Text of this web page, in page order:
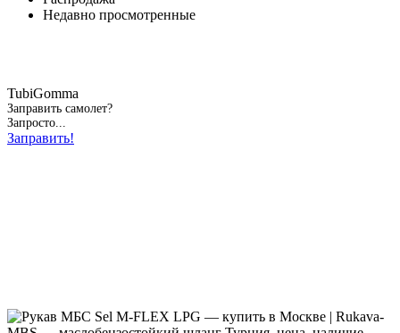
Недавно просмотренные
TubiGomma
Заправить самолет?
Запросто...
Заправить!